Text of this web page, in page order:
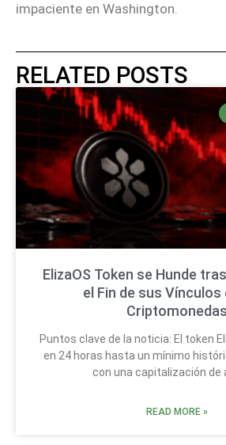
impaciente en Washington.
RELATED POSTS
ElizaOS Token se Hunde
el Fin de sus Vínculos
Criptomonedas
Puntos clave de la noticia: El token
en 24 horas hasta un mínimo
con una capitalización de
READ MORE »